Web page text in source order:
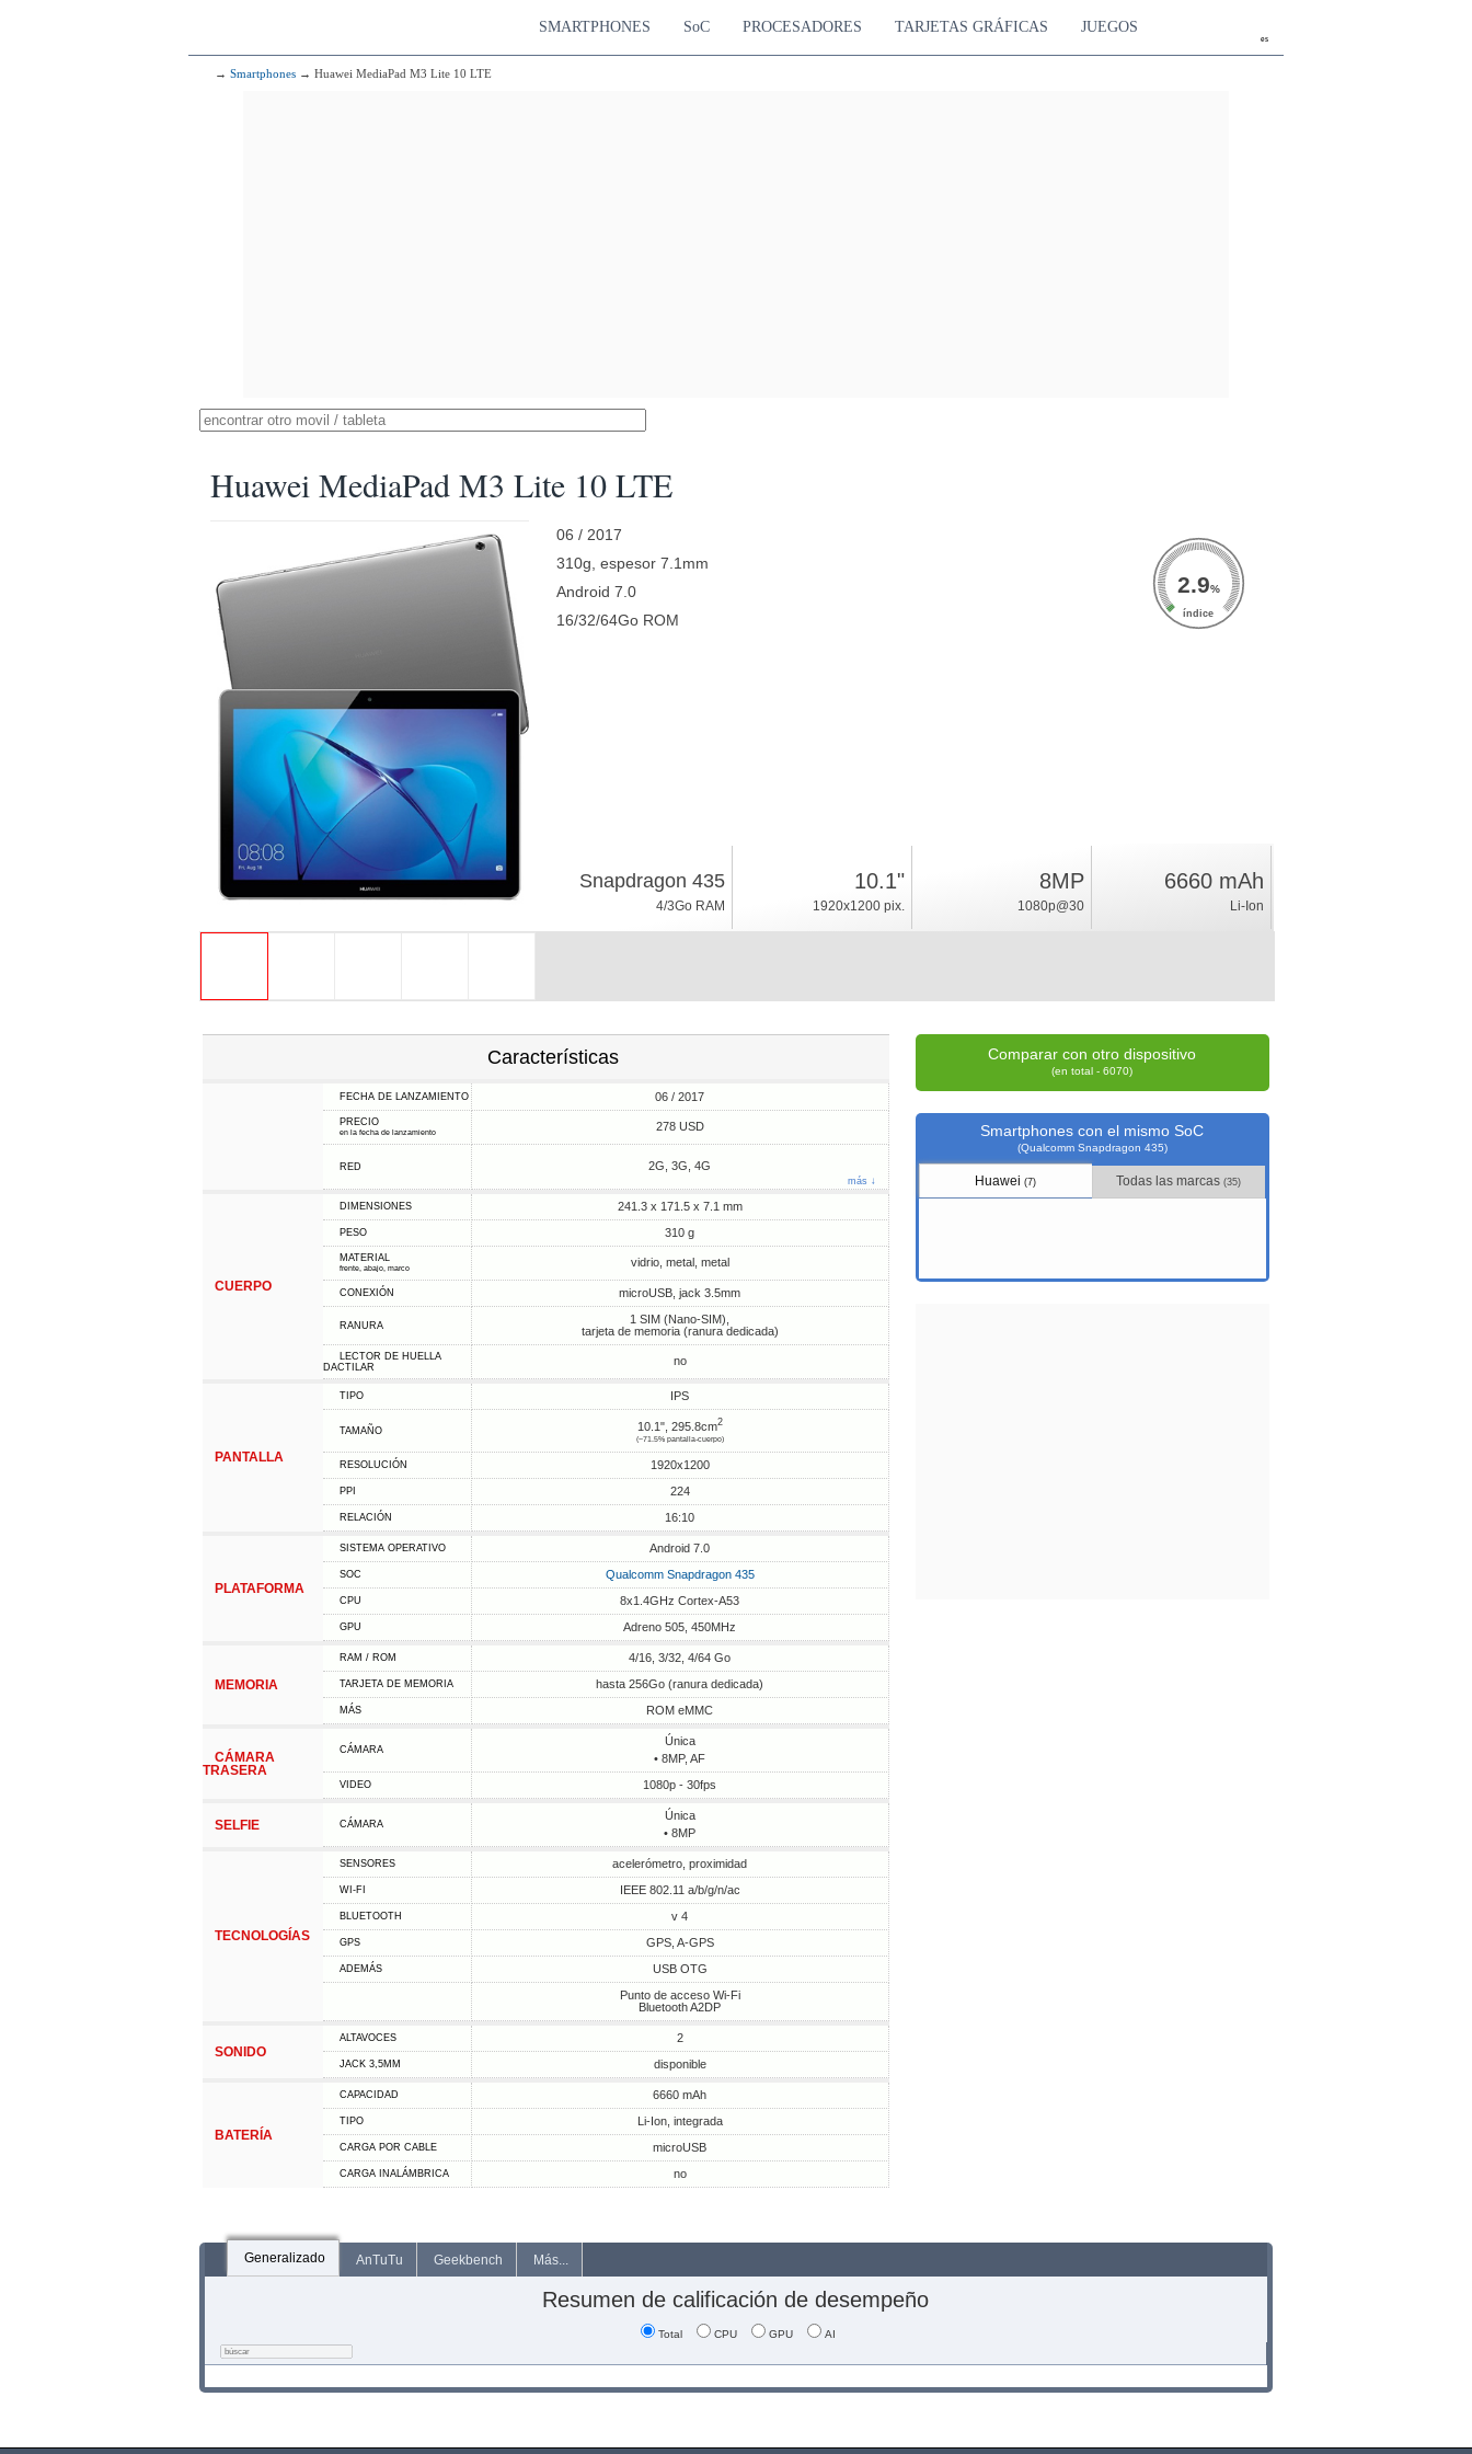
es
SMARTPHONES SoC PROCESADORES TARJETAS GRÁFICAS JUEGOS
→ Smartphones → Huawei MediaPad M3 Lite 10 LTE
Huawei MediaPad M3 Lite 10 LTE
06 / 2017
310g, espesor 7.1mm
Android 7.0
16/32/64Go ROM
2.9%
índice
Snapdragon 435
4/3Go RAM
10.1"
1920x1200 pix.
8MP
1080p@30
6660 mAh
Li-Ion
Características
FECHA DE LANZAMIENTO 06 / 2017
PRECIO
en la fecha de lanzamiento 278 USD
RED 2G, 3G, 4G
más ↓
CUERPO
DIMENSIONES 241.3 x 171.5 x 7.1 mm
PESO 310 g
MATERIAL
frente, abajo, marco vidrio, metal, metal
CONEXIÓN microUSB, jack 3.5mm
RANURA
1 SIM (Nano-SIM),
tarjeta de memoria (ranura dedicada)
LECTOR DE HUELLA
DACTILAR
no
PANTALLA
TIPO IPS
TAMAÑO 10.1", 295.8cm2
(~71.5% pantalla-cuerpo)
RESOLUCIÓN 1920x1200
PPI 224
RELACIÓN 16:10
PLATAFORMA
SISTEMA OPERATIVO Android 7.0
SOC Qualcomm Snapdragon 435
CPU 8x1.4GHz Cortex-A53
GPU Adreno 505, 450MHz
MEMORIA
RAM / ROM 4/16, 3/32, 4/64 Go
TARJETA DE MEMORIA hasta 256Go (ranura dedicada)
MÁS ROM eMMC
CÁMARA
TRASERA
CÁMARA
Única
• 8MP, AF
VIDEO 1080p - 30fps
SELFIE CÁMARA
Única
• 8MP
TECNOLOGÍAS
SENSORES acelerómetro, proximidad
WI-FI IEEE 802.11 a/b/g/n/ac
BLUETOOTH v 4
GPS GPS, A-GPS
ADEMÁS
USB OTG
Punto de acceso Wi-Fi
Bluetooth A2DP
SONIDO
ALTAVOCES 2
JACK 3,5MM disponible
BATERÍA
CAPACIDAD 6660 mAh
TIPO Li-Ion, integrada
CARGA POR CABLE microUSB
CARGA INALÁMBRICA no
Comparar con otro dispositivo
(en total - 6070)
Smartphones con el mismo SoC
(Qualcomm Snapdragon 435)
Huawei(7) Todas las marcas(35)
Generalizado AnTuTu Geekbench Más...
Resumen de calificación de desempeño
Total CPU GPU AI